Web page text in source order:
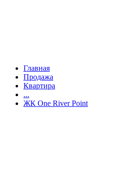
Главная
Продажа
Квартира
...
ЖК One River Point